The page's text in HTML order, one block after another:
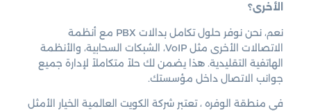
الأخرى؟
نعم، نحن نوفر حلول تكامل بدالات PBX مع أنظمة
الاتصالات الأخرى مثل VoIP، الشبكات السحابية، والأنظمة
الهاتفية التقليدية. هذا يضمن لك حلاً متكاملاً لإدارة جميع
جوانب الاتصال داخل مؤسستك.
في منطقة الوفره ، تعتبر شركة الكويت العالمية الخيار الأمثل